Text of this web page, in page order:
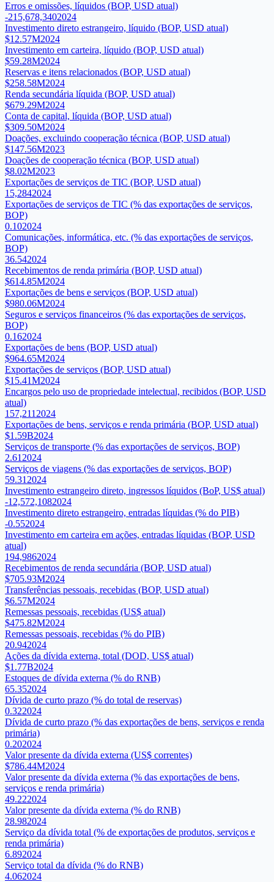
Erros e omissões, líquidos (BOP, USD atual)
-215,678,3402024
Investimento direto estrangeiro, líquido (BOP, USD atual)
$12.57M2024
Investimento em carteira, líquido (BOP, USD atual)
$59.28M2024
Reservas e itens relacionados (BOP, USD atual)
$258.58M2024
Renda secundária líquida (BOP, USD atual)
$679.29M2024
Conta de capital, líquida (BOP, USD atual)
$309.50M2024
Doações, excluindo cooperação técnica (BOP, USD atual)
$147.56M2023
Doações de cooperação técnica (BOP, USD atual)
$8.02M2023
Exportações de serviços de TIC (BOP, USD atual)
15,2842024
Exportações de serviços de TIC (% das exportações de serviços,
BOP)
0.102024
Comunicações, informática, etc. (% das exportações de serviços,
BOP)
36.542024
Recebimentos de renda primária (BOP, USD atual)
$614.85M2024
Exportações de bens e serviços (BOP, USD atual)
$980.06M2024
Seguros e serviços financeiros (% das exportações de serviços,
BOP)
0.162024
Exportações de bens (BOP, USD atual)
$964.65M2024
Exportações de serviços (BOP, USD atual)
$15.41M2024
Encargos pelo uso de propriedade intelectual, recibidos (BOP, USD
atual)
157,211 2024
Exportações de bens, serviços e renda primária (BOP, USD atual)
$1.59B2024
Serviços de transporte (% das exportações de serviços, BOP)
2.61 2024
Serviços de viagens (% das exportações de serviços, BOP)
59.31 2024
Investimento estrangeiro direto, ingressos líquidos (BoP, US$ atual)
-12,572,1082024
Investimento direto estrangeiro, entradas líquidas (% do PIB)
-0.552024
Investimento em carteira em ações, entradas líquidas (BOP, USD
atual)
194,9862024
Recebimentos de renda secundária (BOP, USD atual)
$705.93M2024
Transferências pessoais, recebidas (BOP, USD atual)
$6.57M2024
Remessas pessoais, recebidas (US$ atual)
$475.82M2024
Remessas pessoais, recebidas (% do PIB)
20.942024
Ações da dívida externa, total (DOD, US$ atual)
$1.77B2024
Estoques de dívida externa (% do RNB)
65.352024
Dívida de curto prazo (% do total de reservas)
0.322024
Dívida de curto prazo (% das exportações de bens, serviços e renda
primária)
0.202024
Valor presente da dívida externa (US$ correntes)
$786.44M2024
Valor presente da dívida externa (% das exportações de bens,
serviços e renda primária)
49.222024
Valor presente da dívida externa (% do RNB)
28.982024
Serviço da dívida total (% de exportações de produtos, serviços e
renda primária)
6.892024
Serviço total da dívida (% do RNB)
4.062024